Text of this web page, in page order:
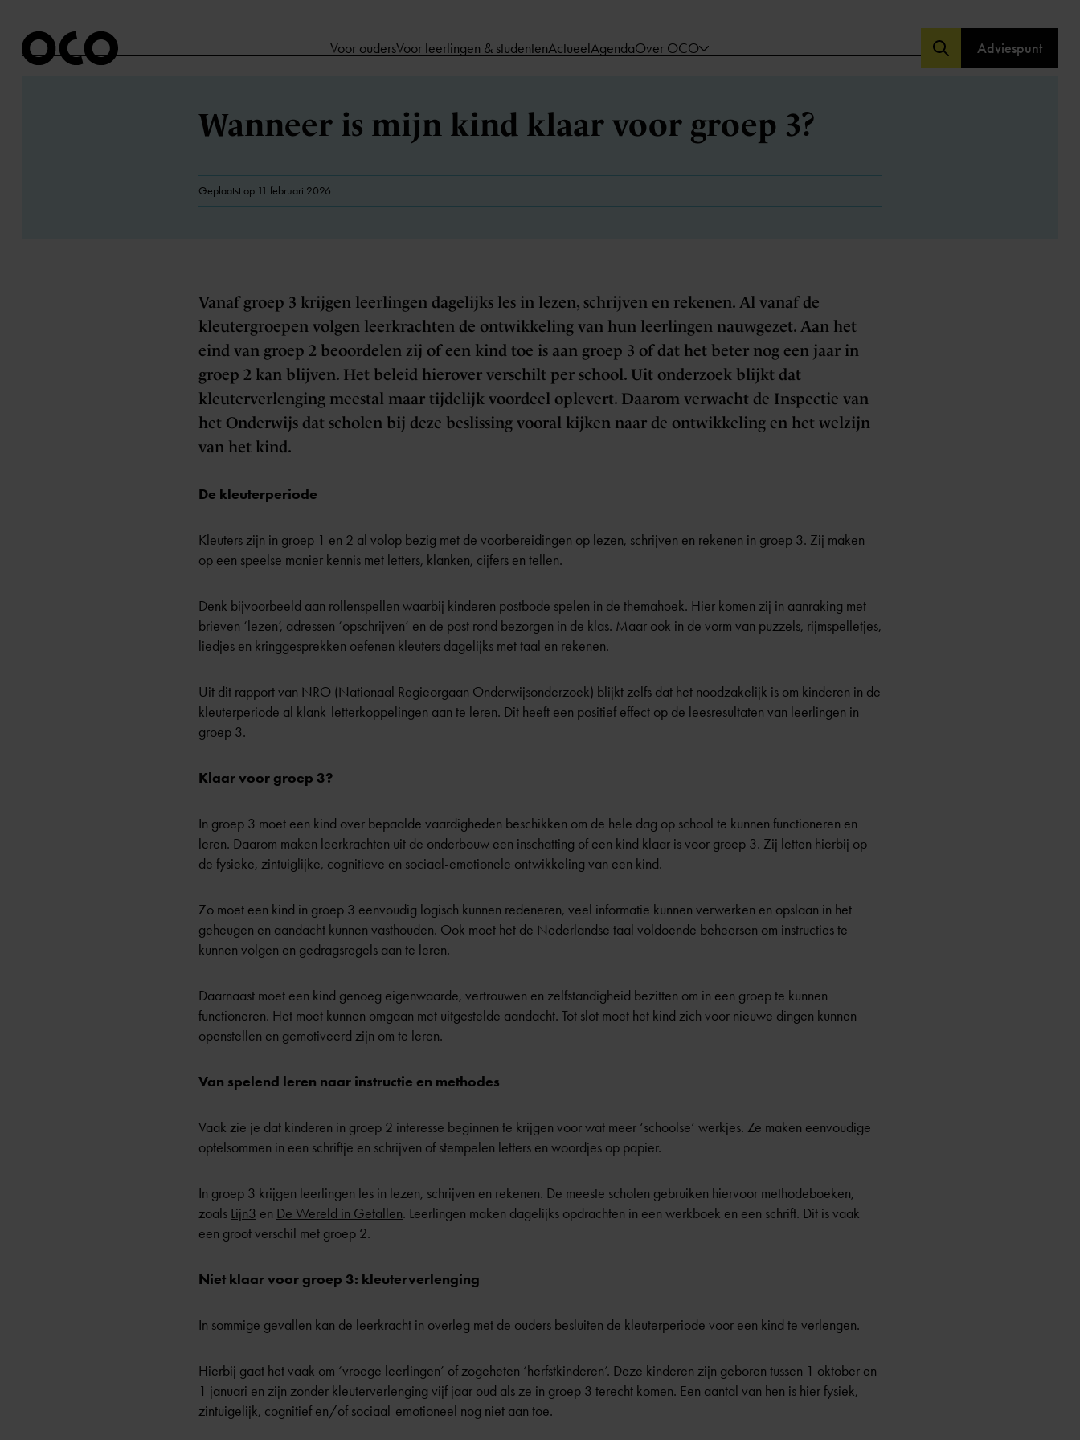
Voor oudersVoor leerlingen & studentenActueelAgendaOver OCO Adviespunt
Wanneer is mijn kind klaar voor groep 3?
Geplaatst op 11 februari 2026
Vanaf groep 3 krijgen leerlingen dagelijks les in lezen, schrijven en rekenen. Al vanaf de
kleutergroepen volgen leerkrachten de ontwikkeling van hun leerlingen nauwgezet. Aan het
eind van groep 2 beoordelen zij of een kind toe is aan groep 3 of dat het beter nog een jaar in
groep 2 kan blijven. Het beleid hierover verschilt per school. Uit onderzoek blijkt dat
kleuterverlenging meestal maar tijdelijk voordeel oplevert. Daarom verwacht de Inspectie van
het Onderwijs dat scholen bij deze beslissing vooral kijken naar de ontwikkeling en het welzijn
van het kind.
De kleuterperiode
Kleuters zijn in groep 1 en 2 al volop bezig met de voorbereidingen op lezen, schrijven en rekenen in groep 3. Zij maken
op een speelse manier kennis met letters, klanken, cijfers en tellen.
Denk bijvoorbeeld aan rollenspellen waarbij kinderen postbode spelen in de themahoek. Hier komen zij in aanraking met
brieven ‘lezen’, adressen ‘opschrijven’ en de post rond bezorgen in de klas. Maar ook in de vorm van puzzels, rijmspelletjes,
liedjes en kringgesprekken oefenen kleuters dagelijks met taal en rekenen.
Uit dit rapportvan NRO (Nationaal Regieorgaan Onderwijsonderzoek) blijkt zelfs dat het noodzakelijk is om kinderen in de
kleuterperiode al klank-letterkoppelingen aan te leren. Dit heeft een positief effect op de leesresultaten van leerlingen in
groep 3.
Klaar voor groep 3?
In groep 3 moet een kind over bepaalde vaardigheden beschikken om de hele dag op school te kunnen functioneren en
leren. Daarom maken leerkrachten uit de onderbouw een inschatting of een kind klaar is voor groep 3. Zij letten hierbij op
de fysieke, zintuiglijke, cognitieve en sociaal-emotionele ontwikkeling van een kind.
Zo moet een kind in groep 3 eenvoudig logisch kunnen redeneren, veel informatie kunnen verwerken en opslaan in het
geheugen en aandacht kunnen vasthouden. Ook moet het de Nederlandse taal voldoende beheersen om instructies te
kunnen volgen en gedragsregels aan te leren.
Daarnaast moet een kind genoeg eigenwaarde, vertrouwen en zelfstandigheid bezitten om in een groep te kunnen
functioneren. Het moet kunnen omgaan met uitgestelde aandacht. Tot slot moet het kind zich voor nieuwe dingen kunnen
openstellen en gemotiveerd zijn om te leren.
Van spelend leren naar instructie en methodes
Vaak zie je dat kinderen in groep 2 interesse beginnen te krijgen voor wat meer ‘schoolse’ werkjes. Ze maken eenvoudige
optelsommen in een schriftje en schrijven of stempelen letters en woordjes op papier.
In groep 3 krijgen leerlingen les in lezen, schrijven en rekenen. De meeste scholen gebruiken hiervoor methodeboeken,
zoals Lijn3 en De Wereld in Getallen. Leerlingen maken dagelijks opdrachten in een werkboek en een schrift. Dit is vaak
een groot verschil met groep 2.
Niet klaar voor groep 3: kleuterverlenging
In sommige gevallen kan de leerkracht in overleg met de ouders besluiten de kleuterperiode voor een kind te verlengen.
Hierbij gaat het vaak om ‘vroege leerlingen’ of zogeheten ‘herfstkinderen’. Deze kinderen zijn geboren tussen 1 oktober en
1 januari en zijn zonder kleuterverlenging vijf jaar oud als ze in groep 3 terecht komen. Een aantal van hen is hier fysiek,
zintuigelijk, cognitief en/of sociaal-emotioneel nog niet aan toe.